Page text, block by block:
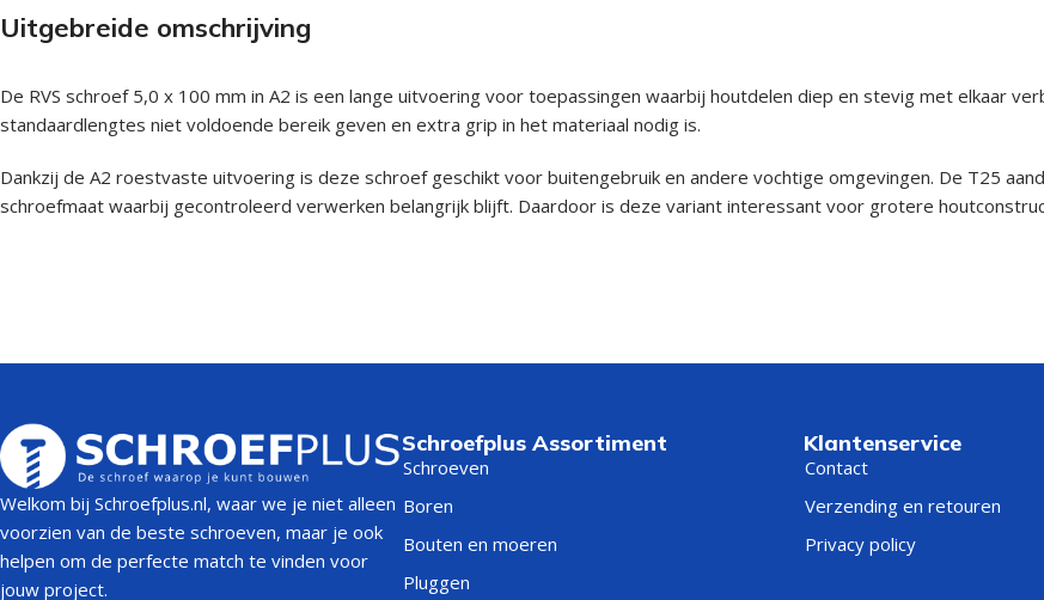
Uitgebreide omschrijving
De RVS schroef 5,0 x 100 mm in A2 is een lange uitvoering voor toepassingen waarbij houtdelen diep en stevig met elkaar
standaardlengtes niet voldoende bereik geven en extra grip in het materiaal nodig is.
Dankzij de A2 roestvaste uitvoering is deze schroef geschikt voor buitengebruik en andere vochtige omgevingen. De T25
schroefmaat waarbij gecontroleerd verwerken belangrijk blijft. Daardoor is deze variant interessant voor grotere
Welkom bij Schroefplus.nl, waar we je niet alleen
voorzien van de beste schroeven, maar je ook
helpen om de perfecte match te vinden voor
jouw project.
Schroefplus Assortiment
Schroeven
Boren
Bouten en moeren
Pluggen
Klantenservice
Contact
Verzending en retouren
Privacy policy